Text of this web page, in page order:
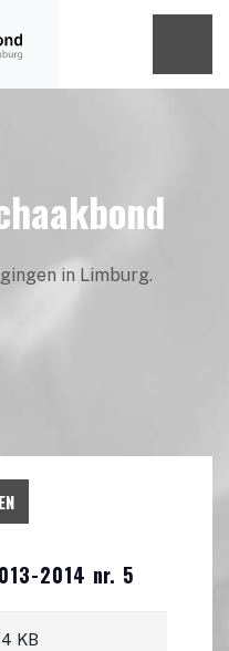
in Limburg.
2014 nr. 5
KB